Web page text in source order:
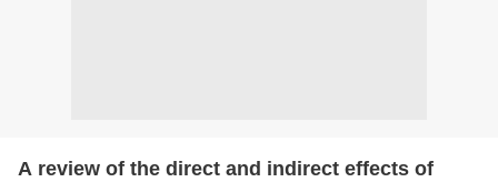
A review of the direct and indirect effects of